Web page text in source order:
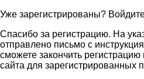
Уже зарегистрированы?
Спасибо за регистрацию. На
отправлено письмо с
сможете закончить регистрацию
сайта для зарегистрированных